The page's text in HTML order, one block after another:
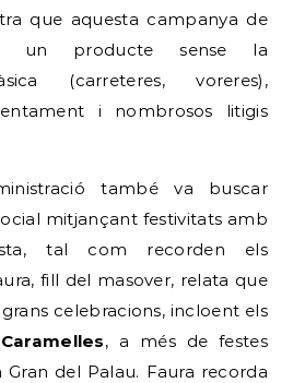
que aquesta campanya de
un producte sense la
(carreteres, voreres),
i nombrosos litigis
també va buscar
mitjançant festivitats amb
tal com recorden els
fill del masover, relata que
celebracions, incloent els
Caramelles, a més de festes
Gran del Palau. Faura recorda